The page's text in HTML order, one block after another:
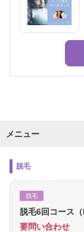
メニュー
脱毛
脱毛
脱毛6回コース（
要問い合わせ